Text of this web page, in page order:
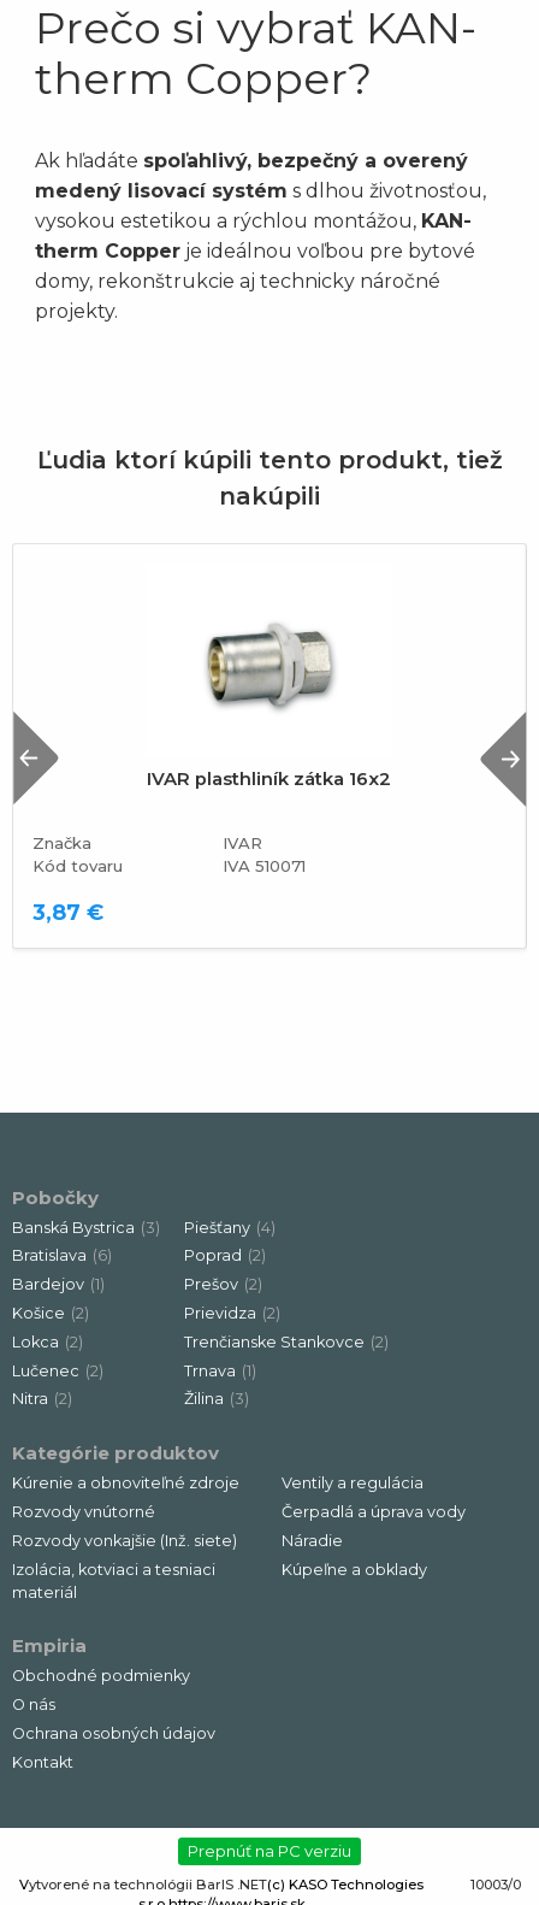
Prečo si vybrať KAN-
therm Copper?
Ak hľadáte spoľahlivý, bezpečný a overený
medený lisovací systém s dlhou životnosťou,
vysokou estetikou a rýchlou montážou, KAN-
therm Copper je ideálnou voľbou pre bytové
domy, rekonštrukcie aj technicky náročné
projekty.
Ľudia ktorí kúpili tento produkt, tiež
nakúpili
IVAR plasthliník zátka 16x2
Značka
IVAR
Kód tovaru
IVA 510071
3,87 €
Pobočky
Banská Bystrica (3)
Bratislava (6)
Bardejov (1)
Košice (2)
Lokca (2)
Lučenec (2)
Nitra (2)
Piešťany (4)
Poprad (2)
Prešov (2)
Prievidza (2)
Trenčianske Stankovce (2)
Trnava (1)
Žilina (3)
Kategórie produktov
Kúrenie a obnoviteľné zdroje
Rozvody vnútorné
Rozvody vonkajšie (Inž. siete)
Izolácia, kotviaci a tesniaci
materiál
Ventily a regulácia
Čerpadlá a úprava vody
Náradie
Kúpeľne a obklady
Empiria
Obchodné podmienky
O nás
Ochrana osobných údajov
Kontakt
Prepnúť na PC verziu
Vytvorené na technológii BarIS .NET(c) KASO Technologies
10003/0